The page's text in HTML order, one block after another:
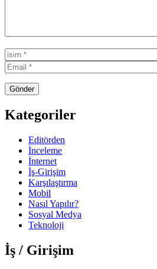
Kategoriler
Editörden
İnceleme
İnternet
İş-Girişim
Karşılaştırma
Mobil
Nasıl Yapılır?
Sosyal Medya
Teknoloji
İş / Girişim